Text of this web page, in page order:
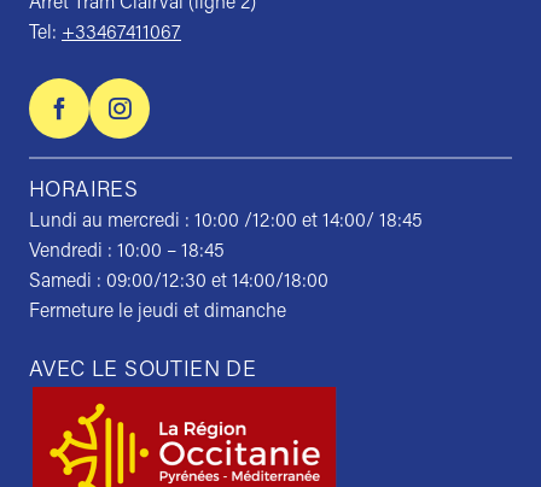
Arrêt Tram Clairval (ligne 2)
Tel: +33467411067
HORAIRES
Lundi au mercredi : 10:00 /12:00 et 14:00/ 18:45
Vendredi : 10:00 – 18:45
Samedi : 09:00/12:30 et 14:00/18:00
Fermeture le jeudi et dimanche
AVEC LE SOUTIEN DE